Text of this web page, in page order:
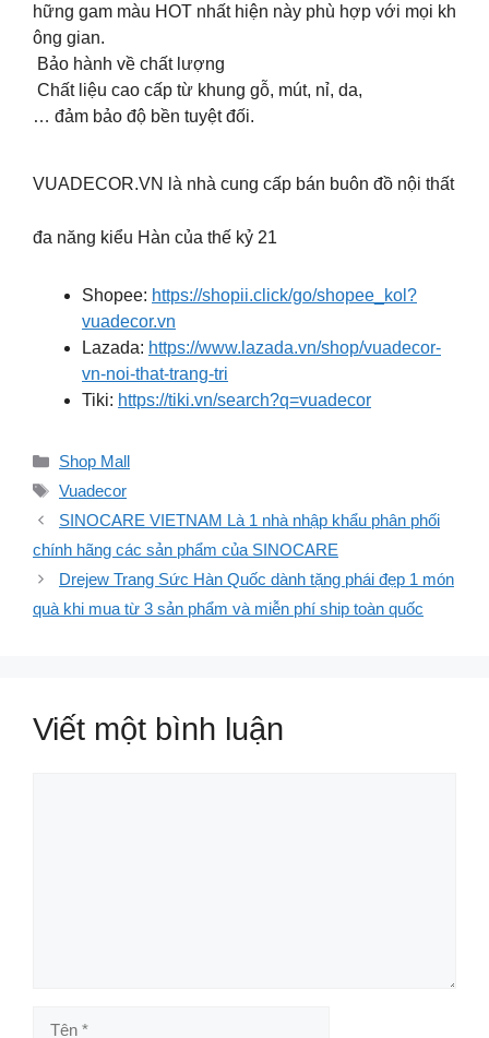
hững gam màu HOT nhất hiện này phù hợp với mọi kh
ông gian.
Bảo hành về chất lượng
Chất liệu cao cấp từ khung gỗ, mút, nỉ, da,
… đảm bảo độ bền tuyệt đối.
VUADECOR.VN là nhà cung cấp bán buôn đồ nội thất
đa năng kiểu Hàn của thế kỷ 21
Shopee: https://shopii.click/go/shopee_kol?
vuadecor.vn
Lazada: https://www.lazada.vn/shop/vuadecor-
vn-noi-that-trang-tri
Tiki: https://tiki.vn/search?q=vuadecor
Danh
mục
Shop Mall
Thẻ
Vuadecor
SINOCARE VIETNAM Là 1 nhà nhập khẩu phân phối
chính hãng các sản phẩm của SINOCARE
Drejew Trang Sức Hàn Quốc dành tặng phái đẹp 1 món
quà khi mua từ 3 sản phẩm và miễn phí ship toàn quốc
Viết một bình luận